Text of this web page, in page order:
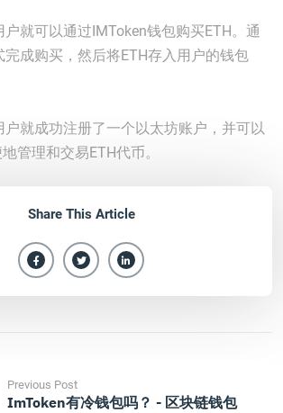
就可以通过IMToken钱包购买ETH。通
成购买，然后将ETH存入用户的钱包
就成功注册了一个以太坊账户，并可以
管理和交易ETH代币。
Share This Article
Previous Post
ImToken有冷钱包吗？ - 区块链钱包